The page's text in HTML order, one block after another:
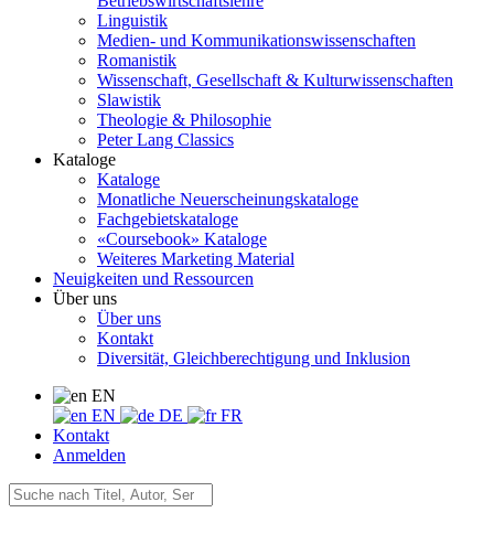
Linguistik
Medien- und Kommunikationswissenschaften
Romanistik
Wissenschaft, Gesellschaft & Kulturwissenschaften
Slawistik
Theologie & Philosophie
Peter Lang Classics
Kataloge
Kataloge
Monatliche Neuerscheinungskataloge
Fachgebietskataloge
«Coursebook» Kataloge
Weiteres Marketing Material
Neuigkeiten und Ressourcen
Über uns
Über uns
Kontakt
Diversität, Gleichberechtigung und Inklusion
EN
EN
DE
FR
Kontakt
Anmelden